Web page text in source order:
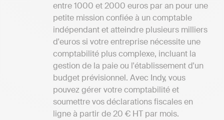
entre 1000 et 2000 euros par an pour une
petite mission confiée à un comptable
indépendant et atteindre plusieurs milliers
d'euros si votre entreprise nécessite une
comptabilité plus complexe, incluant la
gestion de la paie ou l'établissement d'un
budget prévisionnel. Avec Indy, vous
pouvez gérer votre comptabilité et
soumettre vos déclarations fiscales en
ligne à partir de 20 € HT par mois.